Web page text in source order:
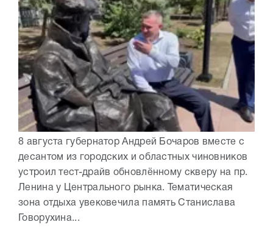
8 августа губернатор Андрей Бочаров вместе с
десантом из городских и областных чиновников
устроил тест-драйв обновлённому скверу на пр.
Ленина у Центрального рынка. Тематическая
зона отдыха увековечила память Станислава
Говорухина...